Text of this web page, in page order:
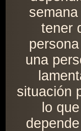
tener
una
situación
lo